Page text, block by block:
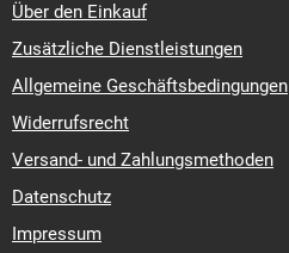
Über den Einkauf
Zusätzliche Dienstleistungen
Allgemeine Geschäftsbedingungen
Widerrufsrecht
Versand- und Zahlungsmethoden
Datenschutz
Impressum